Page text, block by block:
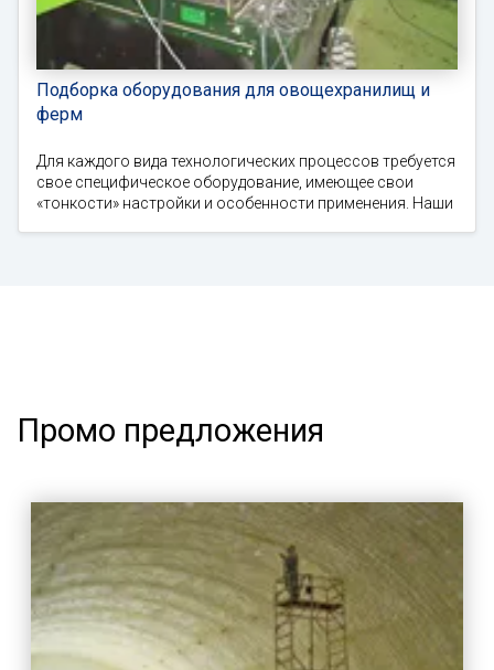
Подборка оборудования для овощехранилищ и
ферм
Для каждого вида технологических процессов требуется
свое специфическое оборудование, имеющее свои
«тонкости» настройки и особенности применения. Наши
Промо предложения